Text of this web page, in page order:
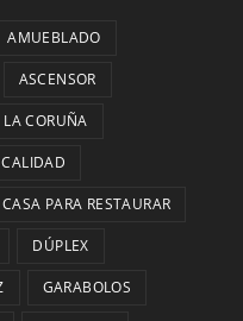
AMUEBLADO
ASCENSOR
CORUÑA
CALIDAD
CASA PARA RESTAURAR
DÚPLEX
GARABOLOS